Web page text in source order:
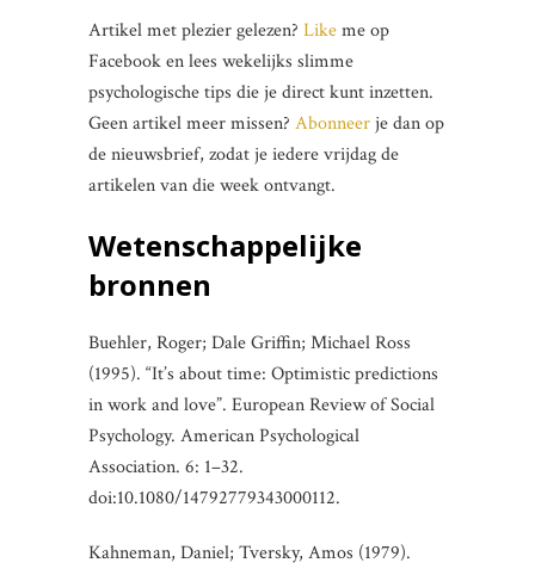
Artikel met plezier gelezen? Likeme op
Facebook en lees wekelijks slimme
psychologische tips die je direct kunt inzetten.
Geen artikel meer missen? Abonneerje dan op
de nieuwsbrief, zodat je iedere vrijdag de
artikelen van die week ontvangt.
Wetenschappelijke
bronnen
Buehler, Roger; Dale Griffin; Michael Ross
(1995). “It’s about time: Optimistic predictions
in work and love”. European Review of Social
Psychology. American Psychological
Association. 6: 1–32.
doi:10.1080/14792779343000112.
Kahneman, Daniel; Tversky, Amos (1979).